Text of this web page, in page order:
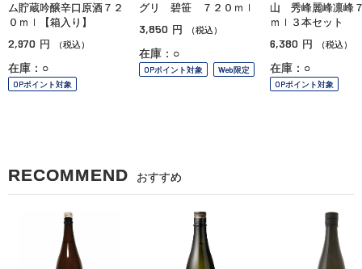
ム貯蔵吟醸辛口原酒７２
０ｍｌ【箱入り】
2,970 円 （税込）
在庫：○
OPポイント対象
グリ 碧笹 ７２０ｍｌ
3,850 円 （税込）
在庫：○
OPポイント対象 Web限定
山 秀峰麗峰凛峰
ｍｌ３本セット
6,380 円 （税込）
在庫：○
OPポイント対象
RECOMMEND おすすめ